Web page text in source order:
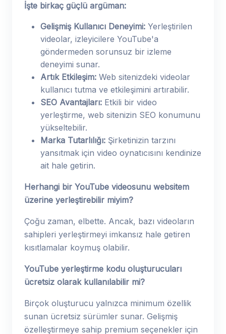
İşte birkaç güçlü argüman:
Gelişmiş Kullanıcı Deneyimi: Yerleştirilen
videolar, izleyicilere YouTube'a
göndermeden sorunsuz bir izleme
deneyimi sunar.
Artık Etkileşim: Web sitenizdeki videolar
kullanıcı tutma ve etkileşimini artırabilir.
SEO Avantajları: Etkili bir video
yerleştirme, web sitenizin SEO konumunu
yükseltebilir.
Marka Tutarlılığı: Şirketinizin tarzını
yansıtmak için video oynatıcısını kendinize
ait hale getirin.
Herhangi bir YouTube videosunu websitem
üzerine yerleştirebilir miyim?
Çoğu zaman, elbette. Ancak, bazı videoların
sahipleri yerleştirmeyi imkansız hale getiren
kısıtlamalar koymuş olabilir.
YouTube yerleştirme kodu oluşturucuları
ücretsiz olarak kullanılabilir mi?
Birçok oluşturucu yalnızca minimum özellik
sunan ücretsiz sürümler sunar. Gelişmiş
özelleştirmeye sahip premium seçenekler için